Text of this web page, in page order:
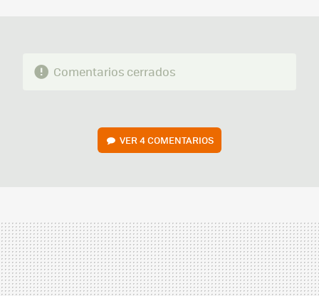
Comentarios cerrados
VER 4 COMENTARIOS